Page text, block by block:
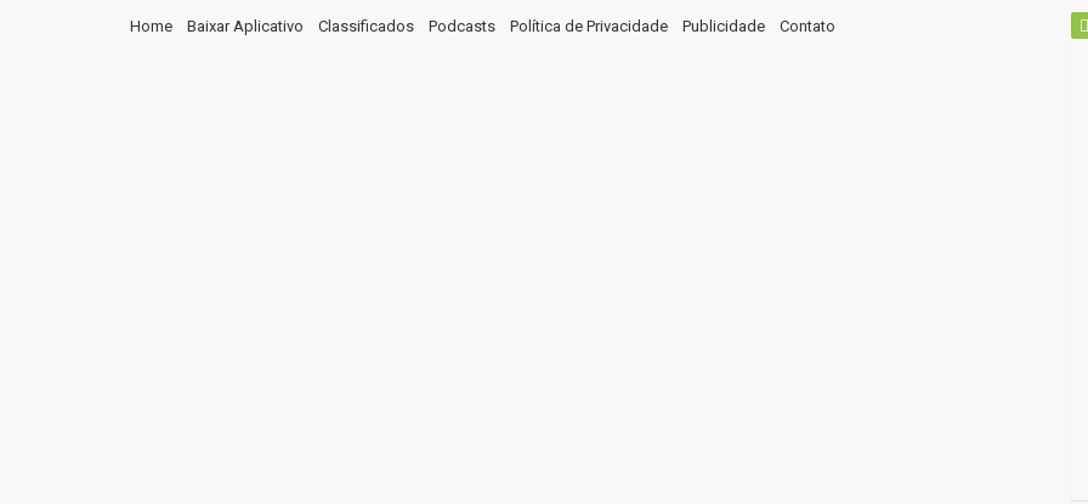
Home Baixar Aplicativo Classificados Podcasts Política de Privacidade Publicidade Contato